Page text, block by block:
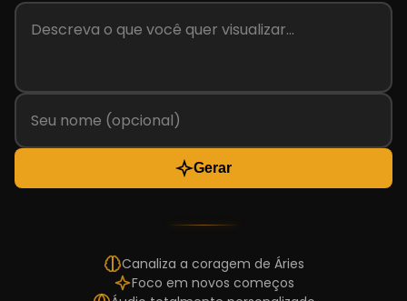
Gerar
Canaliza a coragem de Áries
Foco em novos começos